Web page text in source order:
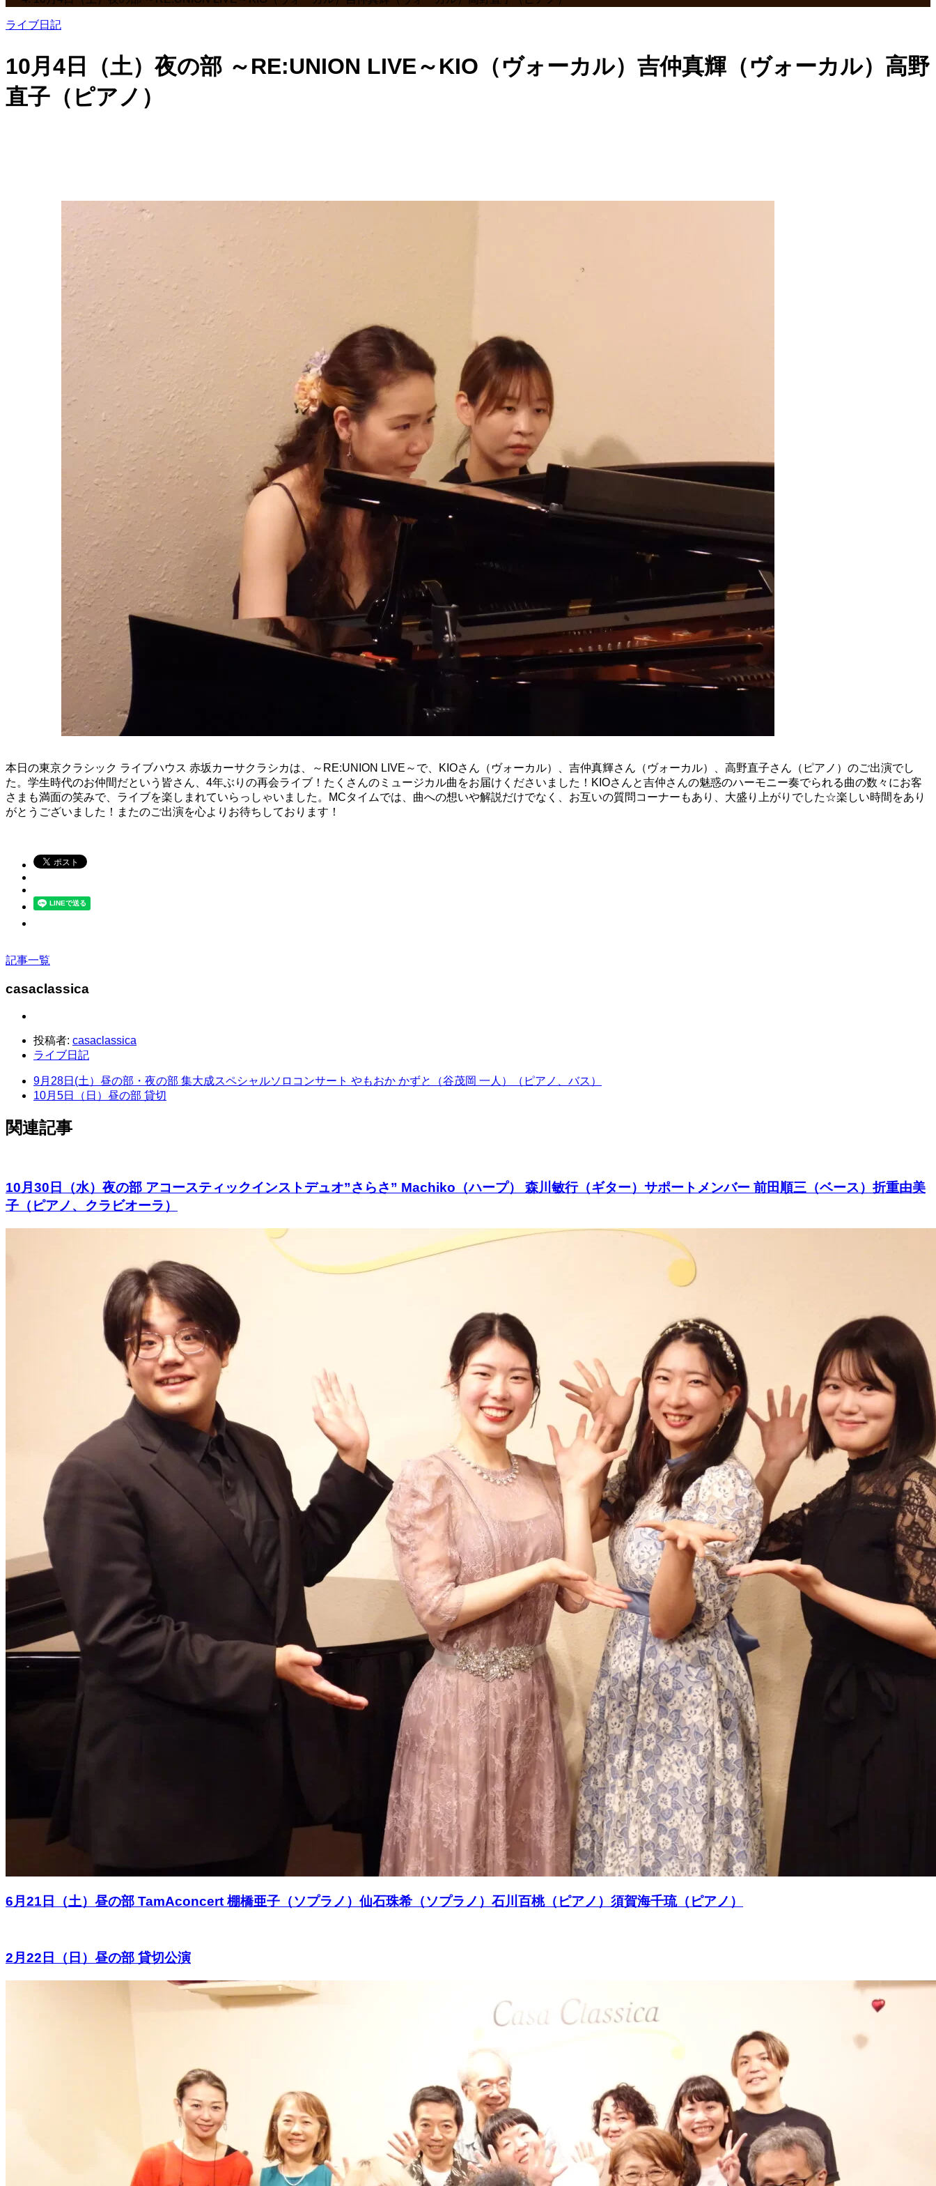
ライブ日記
10月4日（土）夜の部 ～RE:UNION LIVE～KIO（ヴォーカル）吉仲真輝（ヴォーカル）高野
直子（ピアノ）
本日の東京クラシック ライブハウス 赤坂カーサクラシカは、～RE:UNION LIVE～で、KIOさん（ヴォーカル）、吉仲真輝さん（ヴォーカル）、高野直子さん（ピアノ）のご出演でし
た。学生時代のお仲間だという皆さん、4年ぶりの再会ライブ！たくさんのミュージカル曲をお届けくださいました！KIOさんと吉仲さんの魅惑のハーモニー奏でられる曲の数々にお客
さまも満面の笑みで、ライブを楽しまれていらっしゃいました。MCタイムでは、曲への想いや解説だけでなく、お互いの質問コーナーもあり、大盛り上がりでした☆楽しい時間をあり
がとうございました！またのご出演を心よりお待ちしております！
記事一覧
casaclassica
投稿者: casaclassica
ライブ日記
9月28日(土）昼の部・夜の部 集大成スペシャルソロコンサート やもおか かずと（谷茂岡 一人）（ピアノ、バス）
10月5日（日）昼の部 貸切
関連記事
10月30日（水）夜の部 アコースティックインストデュオ”さらさ” Machiko（ハープ） 森川敏行（ギター）サポートメンバー 前田順三（ベース）折重由美
子（ピアノ、クラビオーラ）
6月21日（土）昼の部 TamAconcert 棚橋亜子（ソプラノ）仙石珠希（ソプラノ）石川百桃（ピアノ）須賀海千琉（ピアノ）
2月22日（日）昼の部 貸切公演